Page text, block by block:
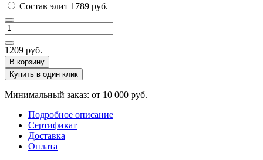
Состав элит 1789 руб.
1209 руб.
В корзину
Купить в один клик
Минимальный заказ: от 10 000 руб.
Подробное описание
Сертификат
Доставка
Оплата